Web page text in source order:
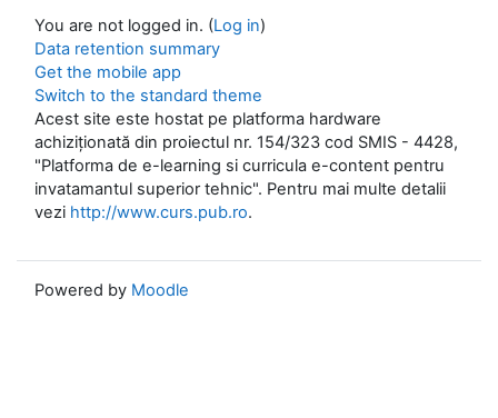
You are not logged in. (Log in)
Data retention summary
Get the mobile app
Switch to the standard theme
Acest site este hostat pe platforma hardware
achiziționată din proiectul nr. 154/323 cod SMIS - 4428,
"Platforma de e-learning si curricula e-content pentru
invatamantul superior tehnic". Pentru mai multe detalii
vezi http://www.curs.pub.ro.
Powered by Moodle